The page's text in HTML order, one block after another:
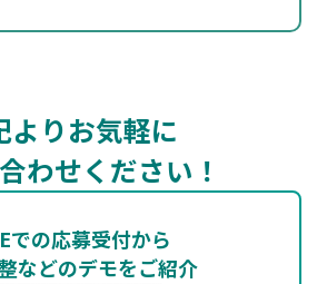
よりお気軽に
わせください！
での応募受付から
などのデモをご紹介